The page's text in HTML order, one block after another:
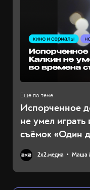
Испорченное
не умел
съёмок «Один
2х2.медиа Маша